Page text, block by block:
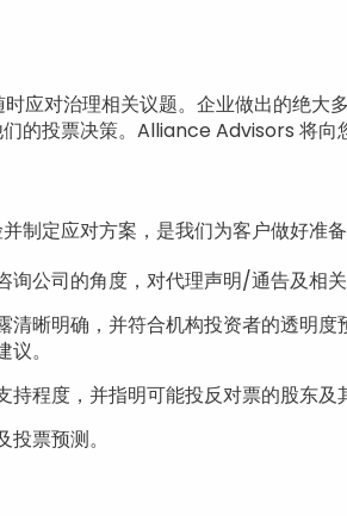
应对治理相关议题。企业做出的绝大
的投票决策。Alliance Advisors 将向
制定应对方案，是我们为客户做好准
询公司的角度，对代理声明/通告及相
清晰明确，并符合机构投资者的透明
。
程度，并指明可能投反对票的股东及
票预测。